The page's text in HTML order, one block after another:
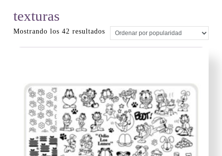
texturas
Mostrando los 42 resultados Ordenado
por